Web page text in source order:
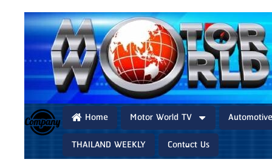
Home Motor World TV
THAILAND WEEKLY
Contact Us